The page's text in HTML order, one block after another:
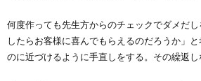
何度作っても先生方からのチェックでダメだ
したらお客様に喜んでもらえるのだろうか」
のに近づけるように手直しをする。その繰返し